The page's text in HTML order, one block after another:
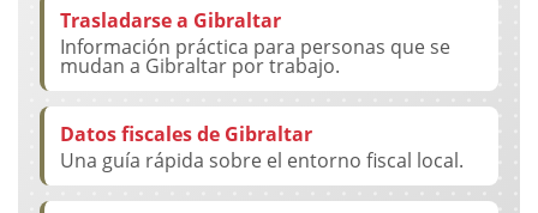
Trasladarse a Gibraltar
Información práctica para personas que se
mudan a Gibraltar por trabajo.
Datos fiscales de Gibraltar
Una guía rápida sobre el entorno fiscal local.